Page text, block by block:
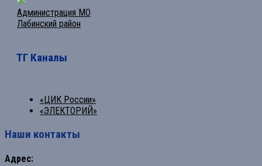
Администрация МО
Лабинский район
ТГ Каналы
«ЦИК России»
«ЭЛЕКТОРИЙ»
Наши контакты
Адрес: